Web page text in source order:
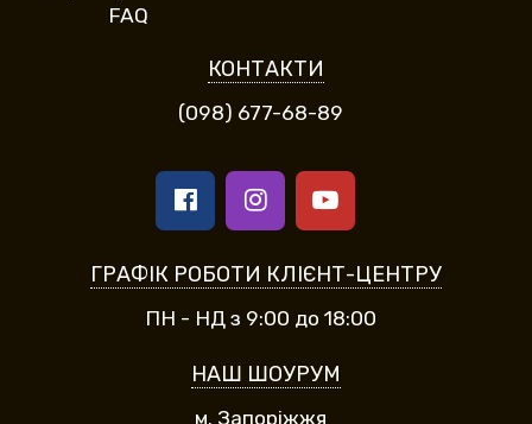
FAQ
КОНТАКТИ
(098) 677-68-89
ГРАФІК РОБОТИ КЛІЄНТ-ЦЕНТРУ
ПН - НД з 9:00 до 18:00
НАШ ШОУРУМ
м. Запоріжжя